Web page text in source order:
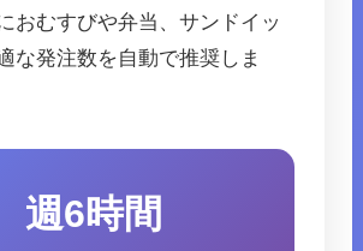
おむすびや弁当、サンドイッ
な発注数を自動で推奨しま
週6時間